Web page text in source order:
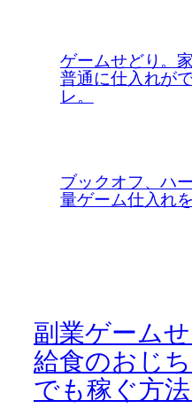
ゲームせどり。
普通に仕入れが
レ。
ブックオフ、ハ
量ゲーム仕入れ
副業ゲーム
給食のおじ
でも稼ぐ方法